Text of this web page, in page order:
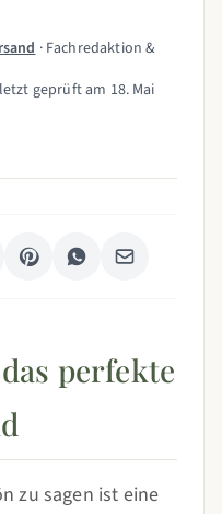
· Fachredaktion &
geprüft am 18. Mai
perfekte
zu sagen ist eine